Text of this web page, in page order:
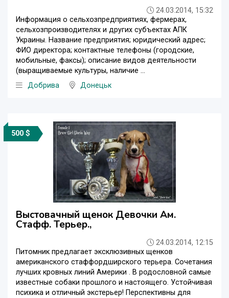
24.03.2014, 15:32
Информация о сельхозпредприятиях, фермерах,
сельхозпроизводителях и других субъектах АПК
Украины. Название предприятия; юридический адрес;
ФИО директора; контактные телефоны (городские,
мобильные, факсы); описание видов деятельности
(выращиваемые культуры, наличие ...
Добрива
Донецьк
500 $
Выстовачный щенок Девочки Ам.
Стафф. Терьер.,
24.03.2014, 12:15
Питомник предлагает эксклюзивных щенков
американского стаффордширского терьера. Сочетания
лучших кровных линий Америки . В родословной самые
известные собаки прошлого и настоящего. Устойчивая
психика и отличный экстерьер! Перспективны для